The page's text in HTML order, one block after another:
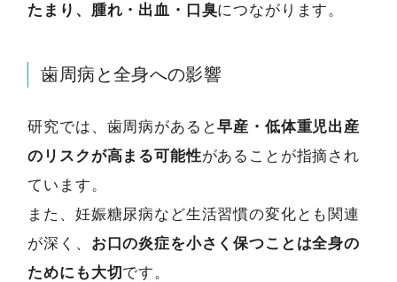
たまり、腫れ・出血・口臭につながります。
歯周病と全身への影響
研究では、歯周病があると早産・低体重児出産
のリスクが高まる可能性があることが指摘され
ています。
また、妊娠糖尿病など生活習慣の変化とも関連
が深く、 お口の炎症を小さく保つことは全身の
ためにも大切 です。